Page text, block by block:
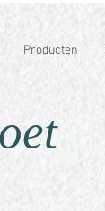
Producten